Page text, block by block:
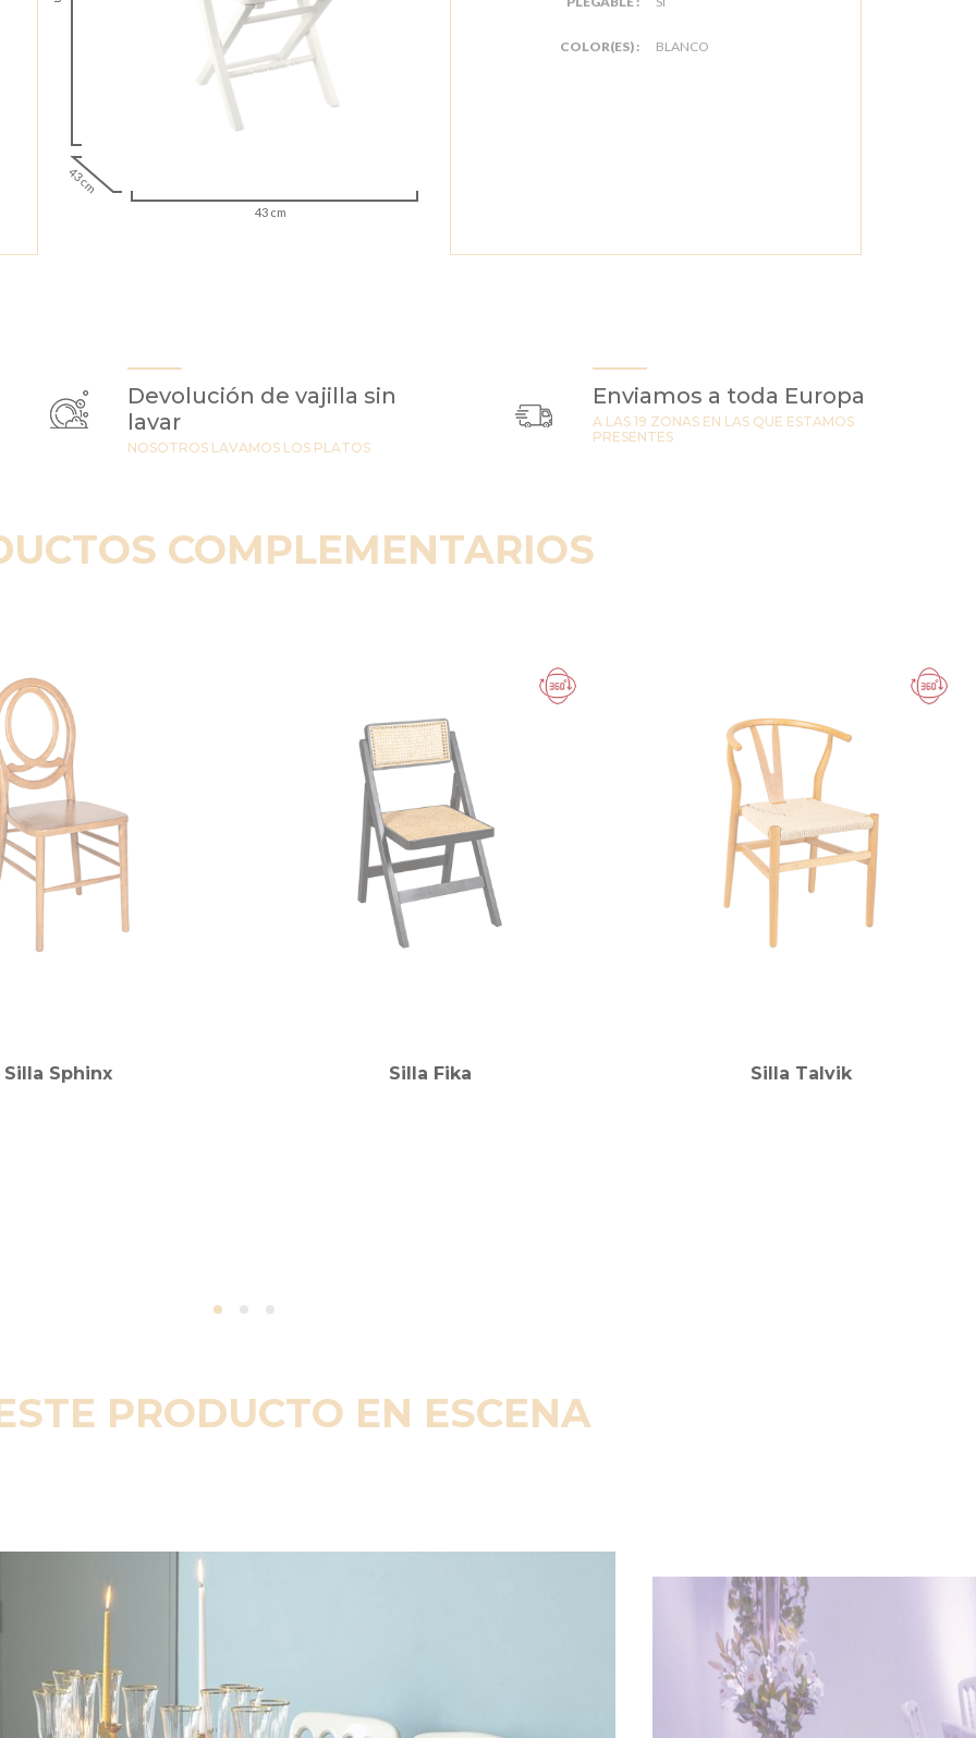
43 cm
43 cm
COLOR(ES) : BLANCO
Devolución de vajilla sin
lavar
NOSOTROS LAVAMOS LOS PLATOS
Enviamos a toda Europa
A LAS 19 ZONAS EN LAS QUE ESTAMOS
PRESENTES
COMPLEMENTARIOS
Silla Sphinx Silla Fika Silla Talvik
PRODUCTO EN ESCENA